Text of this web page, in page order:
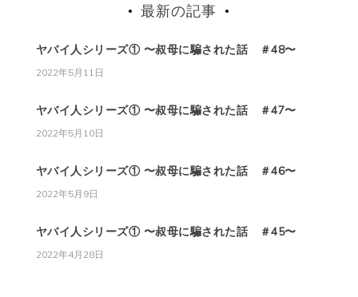
最新の記事
ヤバイ人シリーズ① 〜叔母に騙された話 ＃48〜
2022年5月11日
ヤバイ人シリーズ① 〜叔母に騙された話 ＃47〜
2022年5月10日
ヤバイ人シリーズ① 〜叔母に騙された話 ＃46〜
2022年5月9日
ヤバイ人シリーズ① 〜叔母に騙された話 ＃45〜
2022年4月28日